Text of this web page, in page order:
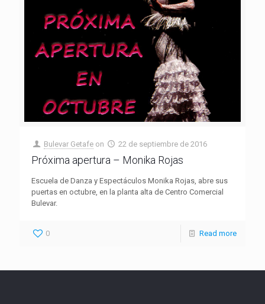
Bulevar Getafe on 22 de septiembre de 2016
Próxima apertura – Monika Rojas
Escuela de Danza y Espectáculos Monika Rojas, abre sus
puertas en octubre, en la planta alta de Centro Comercial
Bulevar.
0 Read more